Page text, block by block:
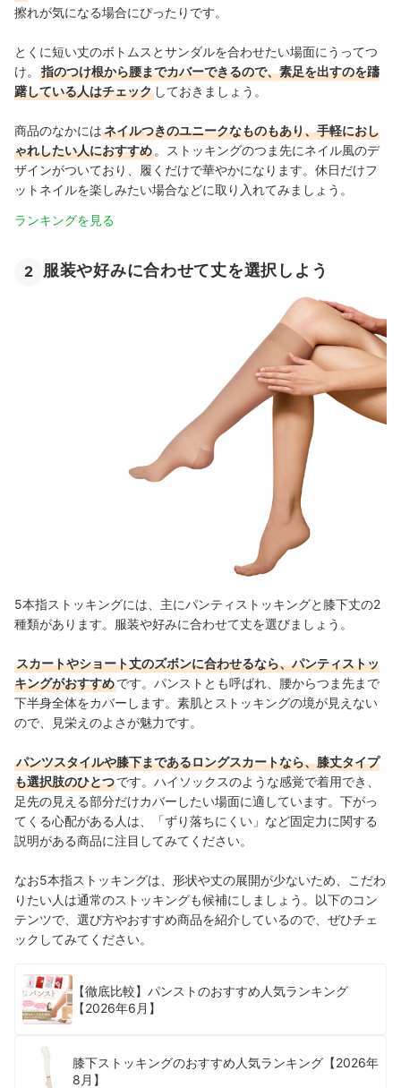
擦れが気になる場合にぴったりです。
とくに短い丈のボトムスとサンダルを合わせたい場面にうってつ
け。
指のつけ根から腰までカバーできるので、素足を出すのを躊
躇している人はチェック しておきましょう。
商品のなかにはネイルつきのユニークなものもあり、手軽におし
ゃれしたい人におすすめ 。ストッキングのつま先にネイル風のデ
ザインがついており、履くだけで華やかになります。休日だけフ
ットネイルを楽しみたい場合などに取り入れてみましょう。
ランキングを見る
2 服装や好みに合わせて丈を選択しよう
5本指ストッキングには、主にパンティストッキングと膝下丈の2
種類があります。服装や好みに合わせて丈を選びましょう。
スカートやショート丈のズボンに合わせるなら、パンティストッ
キングがおすすめです。パンストとも呼ばれ、腰からつま先まで
下半身全体をカバーします。素肌とストッキングの境が見えない
ので、見栄えのよさが魅力です。
パンツスタイルや膝下まであるロングスカートなら、膝丈タイプ
も選択肢のひとつです。ハイソックスのような感覚で着用でき、
足先の見える部分だけカバーしたい場面に適しています。下がっ
てくる心配がある人は、「ずり落ちにくい」など固定力に関する
説明がある商品に注目してみてください。
なお5本指ストッキングは、形状や丈の展開が少ないため、こだわ
りたい人は通常のストッキングも候補にしましょう。以下のコン
テンツで、選び方やおすすめ商品を紹介しているので、ぜひチェ
ックしてみてください。
【徹底比較】パンストのおすすめ人気ランキング
【2026年6月】
膝下ストッキングのおすすめ人気ランキング【2026年
8月】